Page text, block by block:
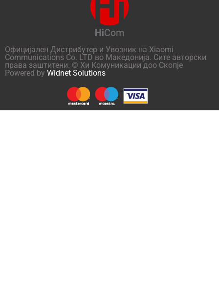
Официјален Дистрибутер и Увозник на Xiaomi
Communications Co. LTD во Македонија. Сите авторски
права заштитени. © Хи Комуникации доо Скопје
Powered by Widnet Solutions